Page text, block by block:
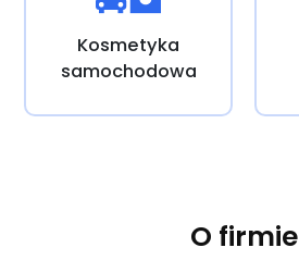
Kosmetyka
samochodowa
O firmie